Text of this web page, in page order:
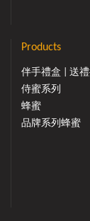
拉 —— 營養又
特別推薦：蜂
飲用，一舉兩
爺侍蜜 活動
超優質國產蜂
慈恩街99號【
Products
伴手禮盒 | 送
侍蜜系列
蜂蜜
品牌系列蜂蜜